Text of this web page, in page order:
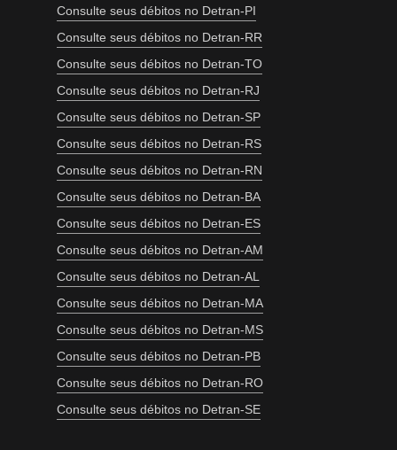
Consulte seus débitos no Detran-PI
Consulte seus débitos no Detran-RR
Consulte seus débitos no Detran-TO
Consulte seus débitos no Detran-RJ
Consulte seus débitos no Detran-SP
Consulte seus débitos no Detran-RS
Consulte seus débitos no Detran-RN
Consulte seus débitos no Detran-BA
Consulte seus débitos no Detran-ES
Consulte seus débitos no Detran-AM
Consulte seus débitos no Detran-AL
Consulte seus débitos no Detran-MA
Consulte seus débitos no Detran-MS
Consulte seus débitos no Detran-PB
Consulte seus débitos no Detran-RO
Consulte seus débitos no Detran-SE